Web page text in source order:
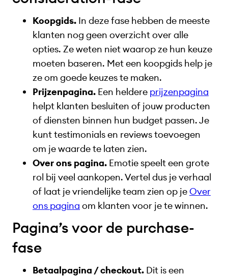
Koopgids. In deze fase hebben de meeste
klanten nog geen overzicht over alle
opties. Ze weten niet waarop ze hun keuze
moeten baseren. Met een koopgids help je
ze om goede keuzes te maken.
Prijzenpagina. Een heldere prijzenpagina
helpt klanten besluiten of jouw producten
of diensten binnen hun budget passen. Je
kunt testimonials en reviews toevoegen
om je waarde te laten zien.
Over ons pagina. Emotie speelt een grote
rol bij veel aankopen. Vertel dus je verhaal
of laat je vriendelijke team zien op jeOver
ons pagina om klanten voor je te winnen.
Pagina’s voor de purchase-
fase
Betaalpagina / checkout. Dit is een